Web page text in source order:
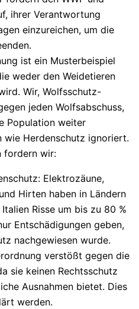
ihrer Verantwortung
einzureichen, um die
ist ein Musterbeispiel
weder den Weidetieren
Wir, Wolfsschutz-
jeden Wolfsabschuss,
Population weiter
wie Herdenschutz ignoriert.
fordern wir:
: Elektrozäune,
Hirten haben in Ländern
Risse um bis zu 80 %
Entschädigungen geben,
nachgewiesen wurde.
verstößt gegen die
sie keinen Rechtsschutz
Ausnahmen bietet. Dies
werden.